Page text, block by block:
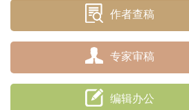
作者查稿
专家审稿
编辑办公